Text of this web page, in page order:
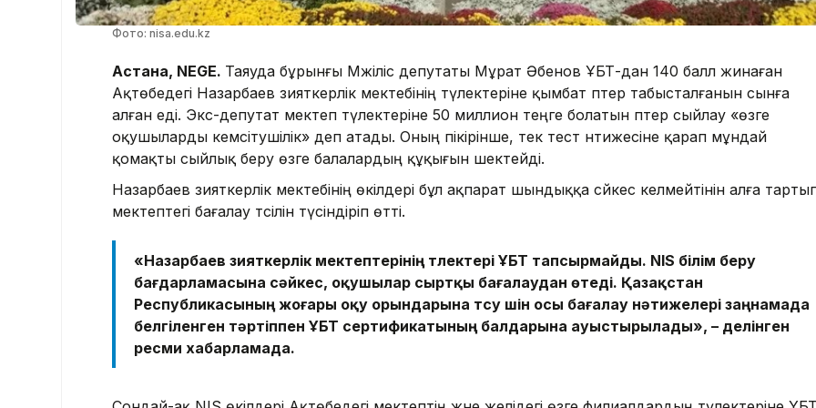
Фото: nisa.edu.kz
Астана, NEGE. Таяуда бұрынғы Мәжіліс депутаты Мұрат Әбенов ҰБТ-дан 140 балл жинаған
Ақтөбедегі Назарбаев зияткерлік мектебінің түлектеріне қымбат пәтер табысталғанын сынға
алған еді. Экс-депутат мектеп түлектеріне 50 миллион теңге болатын пәтер сыйлау «өзге
оқушыларды кемсітушілік» деп атады. Оның пікірінше, тек тест нәтижесіне қарап мұндай
қомақты сыйлық беру өзге балалардың құқығын шектейді.
Назарбаев зияткерлік мектебінің өкілдері бұл ақпарат шындыққа сәйкес келмейтінін алға
мектептегі бағалау тәсілін түсіндіріп өтті.
«Назарбаев зияткерлік мектептерінің түлектері ҰБТ тапсырмайды. NIS білім беру
бағдарламасына сәйкес, оқушылар сыртқы бағалаудан өтеді. Қазақстан
Республикасының жоғары оқу орындарына түсу үшін осы бағалау нәтижелері заңнамада
белгіленген тәртіппен ҰБТ сертификатының балдарына ауыстырылады», – делінген
ресми хабарламада.